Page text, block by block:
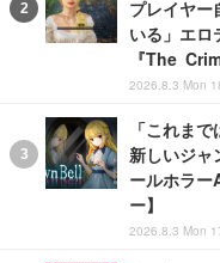
プレイヤー
いる」エロ
『The
2026.8.3 Mon
「これま
新しいジャ
ールホラー
ー】
2026.8.3 Mon